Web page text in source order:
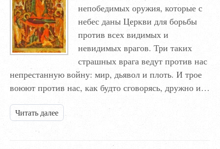
непобедимых оружия, которые с
небес даны Церкви для борьбы
против всех видимых и
невидимых врагов. Три таких
страшных врага ведут против нас
непрестанную войну: мир, дьявол и плоть. И трое
воюют против нас, как будто сговорясь, дружно и…
Читать далее